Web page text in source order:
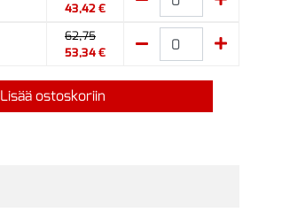
43,42 €
62,75
53,34 €
Lisää ostoskoriin